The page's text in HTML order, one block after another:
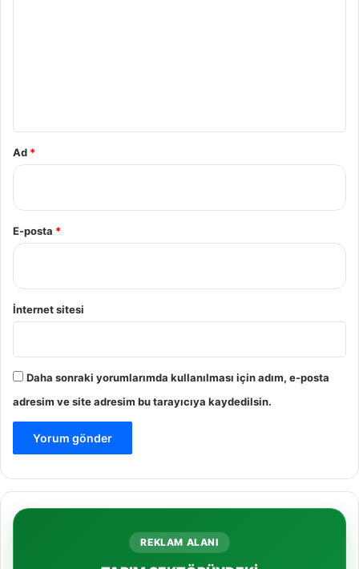
Ad *
E-posta *
İnternet sitesi
Daha sonraki yorumlarımda kullanılması için adım, e-posta
adresim ve site adresim bu tarayıcıya kaydedilsin.
REKLAM ALANI